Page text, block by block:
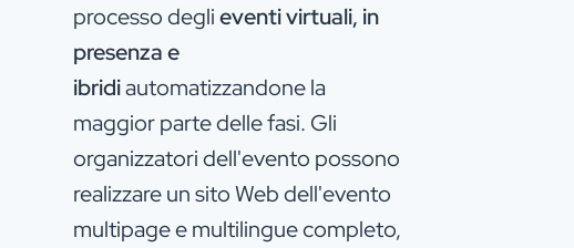
processo deglieventi virtuali, in
presenza e
ibridiautomatizzandone la
maggior parte delle fasi. Gli
organizzatori dell'evento possono
realizzare un sito Web dell'evento
multipage e multilingue completo,